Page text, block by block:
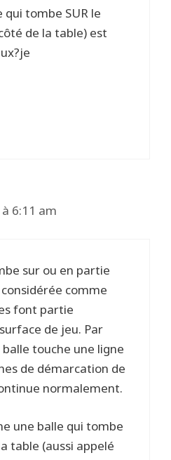
qui tombe SUR le
de la table) est
6:11 am
sur ou en partie
comme
font partie
de jeu. Par
touche une ligne
de démarcation de
normalement.
une balle qui tombe
table (aussi appelé